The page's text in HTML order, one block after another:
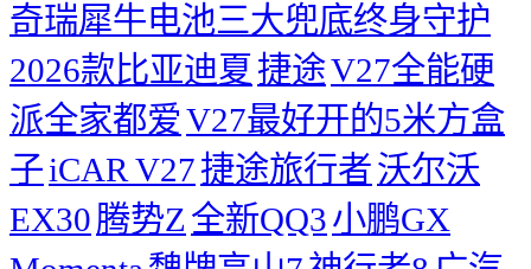
奇瑞犀牛电池三大兜底终身守护
2026款比亚迪夏 捷途V27全能硬
派全家都爱V27最好开的5米方盒
子iCAR V27捷途旅行者沃尔沃
EX30腾势Z 全新QQ3小鹏GX